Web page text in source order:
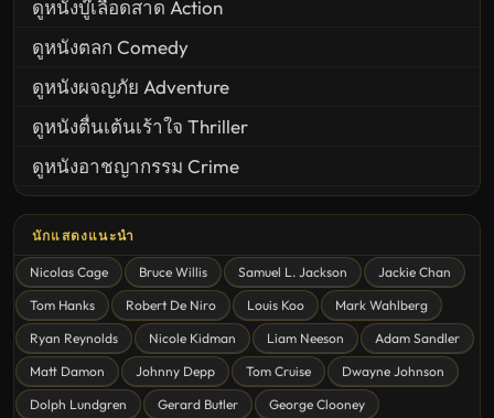
ดูหนังบู๊เลือดสาด Action
ดูหนังตลก Comedy
ดูหนังผจญภัย Adventure
ดูหนังตื่นเต้นเร้าใจ Thriller
ดูหนังอาชญากรรม Crime
ดูหนังสยองขวัญ Horror
ดูหนังโรแมนติก Romance
หนังชีวิต
ดูหนังแฟนตาซี Fantasy
ดูหนังลึกลับ Mystery
นักแสดงแนะนำ
Nicolas Cage Bruce Willis Samuel L. Jackson
Jackie Chan
Tom Hanks
Robert De Niro Louis Koo
Mark Wahlberg
Ryan Reynolds
Nicole Kidman Liam Neeson
Adam Sandler
Matt Damon
Johnny Depp Tom Cruise
Dwayne Johnson
Dolph Lundgren
Gerard Butler
George Clooney